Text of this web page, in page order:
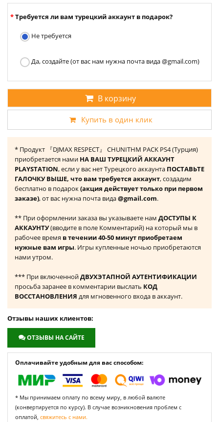
Требуется ли вам турецкий аккаунт в подарок?
Не требуется
Да, создайте (от вас нам нужна почта вида @gmail.com)
В корзину
Купить в один клик
* Продукт 『DJMAX RESPECT』 CHUNITHM PACK PS4 (Турция)
приобретается нами НА ВАШ ТУРЕЦКИЙ АККАУНТ
PLAYSTATION, если у вас нет Турецкого аккаунта ПОСТАВЬТЕ
ГАЛОЧКУ ВЫШЕ, что вам требуется аккаунт, создадим
бесплатно в подарок(акция действует только при первом
заказе), от вас нужна почта вида@gmail.com.
** При оформлении заказа вы указываете нам ДОСТУПЫ К
АККАУНТУ(вводите в поле Комментарий) на который мы в
рабочее время в течении 40-50 минут приобретаем
нужные вам игры. Игры купленные ночью приобретаются
нами утром.
*** При включеннойДВУХЭТАПНОЙ АУТЕНТИФИКАЦИИ
просьба заранее в комментарии выслать КОД
ВОССТАНОВЛЕНИЯ для мгновенного входа в аккаунт.
Отзывы наших клиентов:
ОТЗЫВЫ НА САЙТЕ
Оплачивайте удобным для вас способом:
* Мы принимаем оплату по всему миру, в любой валюте
(конвертируется по курсу). В случае возникновения проблем с
оплатой, свяжитесь с нами.